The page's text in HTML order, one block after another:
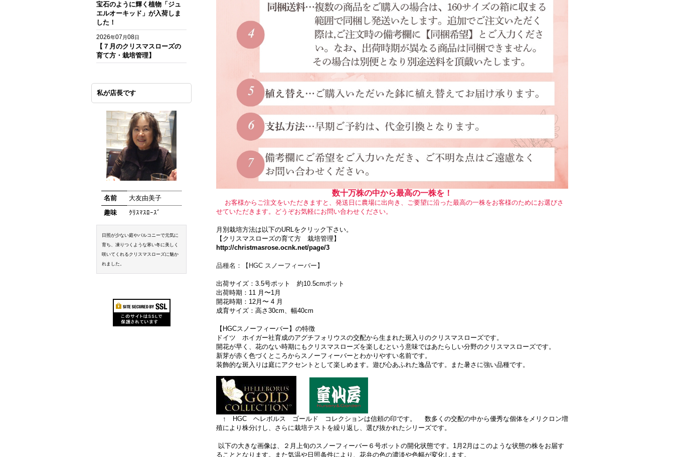
宝石のように輝く植物「ジュ
エルオーキッド」が入荷しま
した！
2026年07 月08日
【７月のクリスマスローズの
育て方・栽培管理】
私が店長です
名前
大友由美子
趣味
ｸﾘｽﾏｽﾛｰｽﾞ
日照が少ない庭やバルコニーで元気に
育ち、凍りつくような寒い冬に美しく
咲いてくれるクリスマスローズに魅か
れました。
数十万株の中から最高の一株を！
お客様からご注文をいただきますと、発送日に農場に出向き、ご要望に沿った最高の一株をお客様のためにお選びさ
せていただきます。どうぞお気軽にお問い合わせください。
月別栽培方法は以下のURLをクリック下さい。
【 クリスマスローズの育て方 栽培管理】
http://christmasrose.ocnk.net/page/3
品種名：【HGC スノーフィーバー】
出荷サイズ：3.5号ポット 約10.5cmポット
出荷時期：11 月〜1月
開花時期：12月〜 4 月
成育サイズ：高さ30cm、幅40cm
【HGCスノーフィーバー】の特徴
ドイツ ホイガー社育成のアグチフォリウスの交配から生まれた斑入りのクリスマスローズです。
開花が早く、花のない時期にもクリスマスローズを楽しむという意味ではあたらしい分野のクリスマスローズです。
新芽が赤く色づくところからスノーフィーバーとわかりやすい名前です。
装飾的な斑入りは庭にアクセントとして楽しめます。遊び心あふれた逸品です。また暑さに強い品種です。
↑
HGC ヘレボルス ゴールド コレクションは信頼の印です。 数多くの交配の中から優秀な個体をメリクロン増
殖により株分けし、さらに栽培テストを繰り返し、選び抜かれたシリーズです。
以下の大きな画像は、２月上旬のスノーフィーバー６号ポットの開化状態です。1月2月はこのような状態の株をお届す
ることとなります。また気温や日照条件により、花弁の色の濃淡や色幅が変化します。